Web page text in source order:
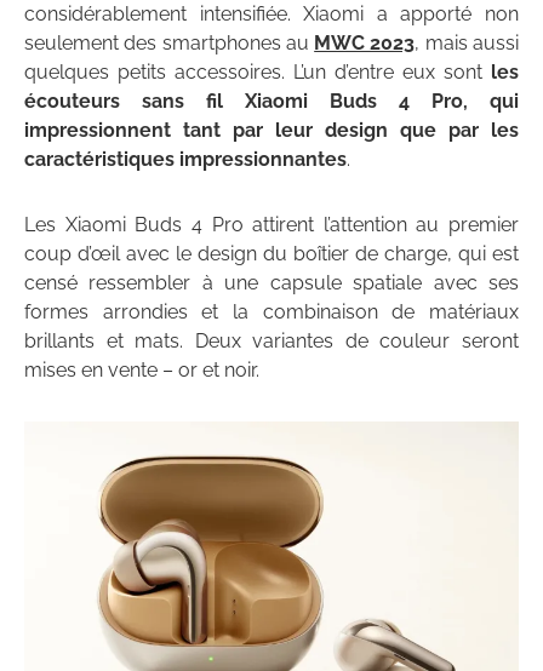
considérablement intensifiée. Xiaomi a apporté non
seulement des smartphones au MWC 2023, mais aussi
quelques petits accessoires. L’un d’entre eux sont les
écouteurs sans fil Xiaomi Buds 4 Pro, qui
impressionnent tant par leur design que par les
caractéristiques impressionnantes.
Les Xiaomi Buds 4 Pro attirent l’attention au premier
coup d’œil avec le design du boîtier de charge, qui est
censé ressembler à une capsule spatiale avec ses
formes arrondies et la combinaison de matériaux
brillants et mats. Deux variantes de couleur seront
mises en vente – or et noir.